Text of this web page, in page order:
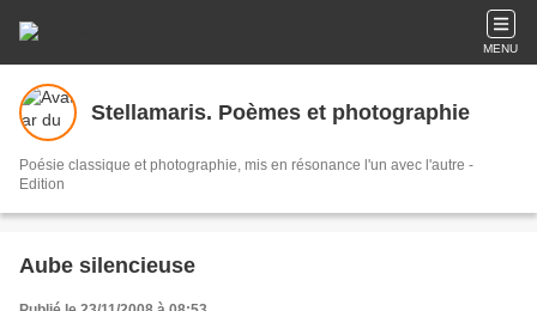
MENU
Stellamaris. Poèmes et photographie
Poésie classique et photographie, mis en résonance l'un avec l'autre -
Edition
Aube silencieuse